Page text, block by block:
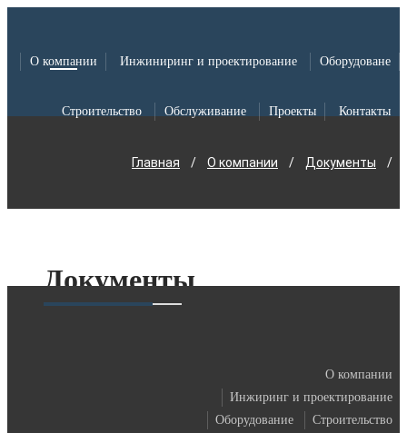
О компании Инжиниринг и проектирование Оборудоване
Строительство Обслуживание Проекты Контакты
Главная / О компании / Документы /
Документы
О компании
Инжиринг и проектирование
Оборудование
Строительство